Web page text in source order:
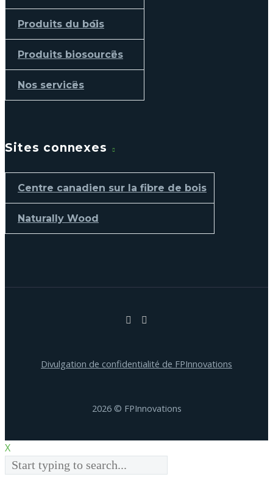
Produits du bois
Produits biosourcés
Nos services
Sites connexes
Centre canadien sur la fibre de bois
Naturally Wood
Divulgation de confidentialité de FPInnovations
2026 © FPInnovations
X